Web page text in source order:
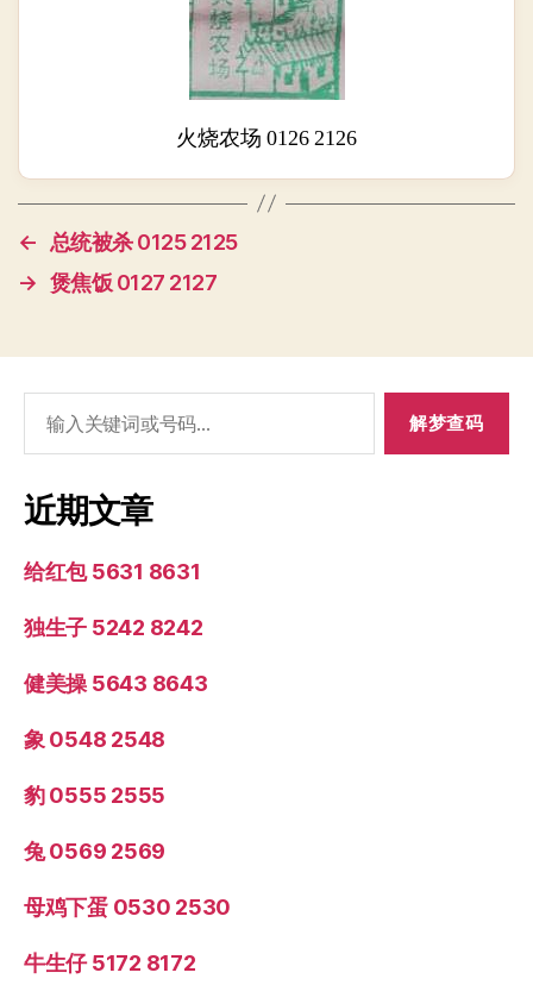
火烧农场 0126 2126
←
总统被杀 0125 2125
→ 煲焦饭 0127 2127
索：
近期文章
给红包 5631 8631
独生子 5242 8242
健美操 5643 8643
象 0548 2548
豹 0555 2555
兔 0569 2569
母鸡下蛋 0530 2530
牛生仔 5172 8172